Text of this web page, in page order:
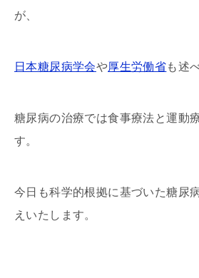
が、
日本糖尿病学会や厚生労働省も述
糖尿病の治療では食事療法と運動
す。
今日も科学的根拠に基づいた糖尿
えいたします。